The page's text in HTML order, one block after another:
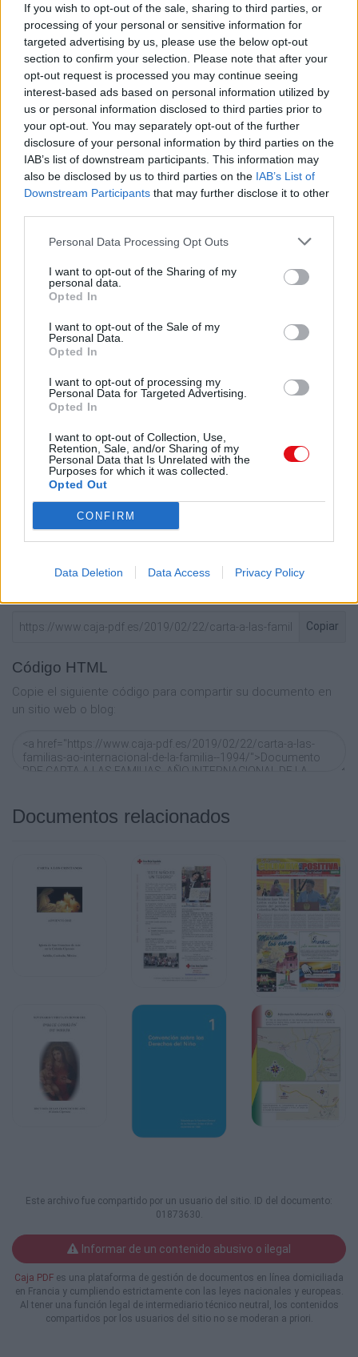
If you wish to opt-out of the sale, sharing to third parties, or
processing of your personal or sensitive information for
targeted advertising by us, please use the below opt-out
section to confirm your selection. Please note that after your
opt-out request is processed you may continue seeing
interest-based ads based on personal information utilized by
us or personal information disclosed to third parties prior to
your opt-out. You may separately opt-out of the further
disclosure of your personal information by third parties on the
IAB’s list of downstream participants. This information may
also be disclosed by us to third parties on the IAB’s List of
Downstream Participants that may further disclose it to other
Personal Data Processing Opt Outs
I want to opt-out of the Sharing of my
personal data.
Opted In
I want to opt-out of the Sale of my
Personal Data.
Opted In
I want to opt-out of processing my
Personal Data for Targeted Advertising.
Opted In
I want to opt-out of Collection, Use,
Retention, Sale, and/or Sharing of my
Personal Data that Is Unrelated with the
Purposes for which it was collected.
Opted Out
CONFIRM
Data Deletion Data Access Privacy Policy
Descargar el documento (PDF)
CARTA A LAS FAMILIAS, AÑO INTERNACIONAL DE LA
FAMILIA- 1994.pdf (PDF, 439 KB)
Descargar
Enlace a esta página
Enlace permanente
LinkedIn.. O directamente en contacto con el correo
Copiar
Código HTML
Copie el siguiente código para compartir su documento en
un sitio web o blog:
Documentos relacionados
Este archivo fue compartido por un usuario del sitio. ID del documento:
01873630.
Informar de un contenido abusivo o ilegal
Caja PDF es una plataforma de gestión de documentos en línea domiciliada
en Francia y cumpliendo estrictamente con las leyes nacionales y europeas.
Al tener una función legal de intermediario técnico neutral, los contenidos
compartidos por los usuarios del sitio no se moderan a priori.